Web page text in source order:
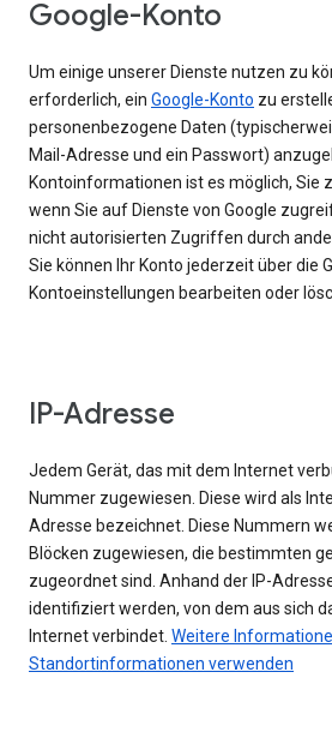
Google-Konto
Um einige unserer Dienste nutzen zu
erforderlich, ein Google-Konto zu
personenbezogene Daten
Mail-Adresse und ein Passwort)
Kontoinformationen ist es möglich, Sie
wenn Sie auf Dienste von Google
nicht autorisierten Zugriffen durch
Sie können Ihr Konto jederzeit über die
Kontoeinstellungen bearbeiten oder
IP-Adresse
Jedem Gerät, das mit dem Internet
Nummer zugewiesen. Diese wird als
Adresse bezeichnet. Diese Nummern
Blöcken zugewiesen, die bestimmten
zugeordnet sind. Anhand der IP-
identifiziert werden, von dem aus sich
Internet verbindet. Weitere
Standortinformationen verwenden